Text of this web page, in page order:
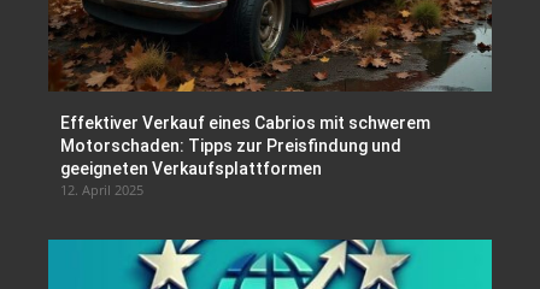
Effektiver Verkauf eines Cabrios mit schwerem
Motorschaden: Tipps zur Preisfindung und
geeigneten Verkaufsplattformen
12. April 2025